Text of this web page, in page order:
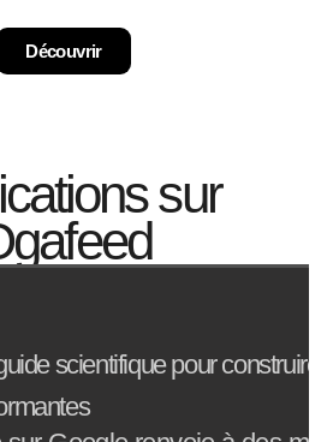
Découvrir
sur
scientifique pour construire